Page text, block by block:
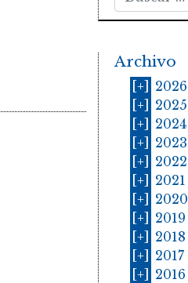
Archivo
[+] 2026
[+] 2025
[+] 2024
[+] 2023
[+] 2022
[+] 2021
[+] 2020
[+] 2019
[+] 2018
[+] 2017
[+] 2016